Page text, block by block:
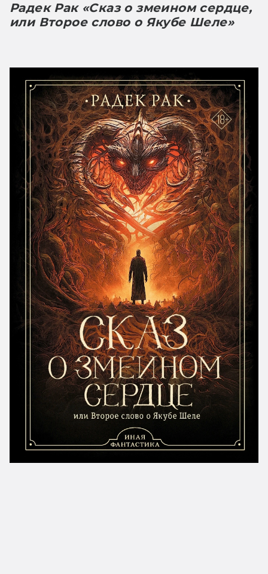
Радек Рак «Сказ о змеином сердце,
или Второе слово о Якубе Шеле»